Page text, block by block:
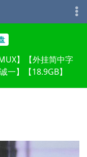
】【外挂简中字
一】【18.9GB】